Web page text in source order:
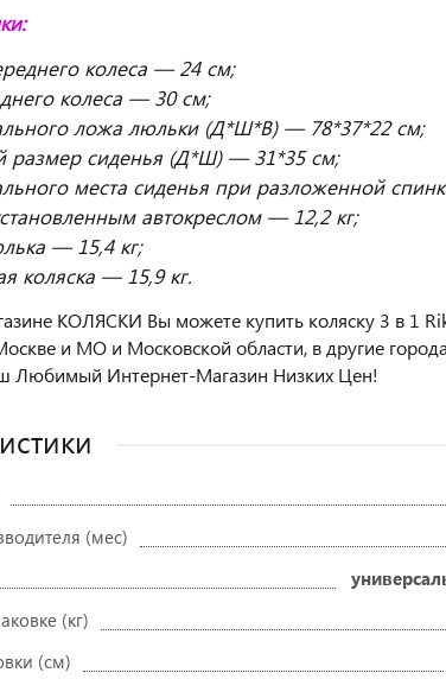
колеса — 24 см;
колеса — 30 см;
ложа люльки (Д*Ш*В) — 78*37*22 см;
размер сиденья (Д*Ш) — 31*35 см;
места сиденья при разложенной
автокреслом — 12,2 кг;
— 15,4 кг;
коляска — 15,9 кг.
КОЛЯСКИ Вы можете купить коляску 3 в 1
и МО и Московской области, в другие
Интернет-Магазин Низких Цен!
(мес)
(кг)
(см)